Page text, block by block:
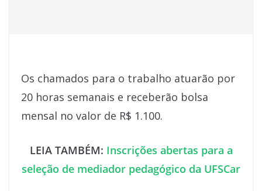
Os chamados para o trabalho atuarão por
20 horas semanais e receberão bolsa
mensal no valor de R$ 1.100.
LEIA TAMBÉM: Inscrições abertas para a
seleção de mediador pedagógico da UFSCar